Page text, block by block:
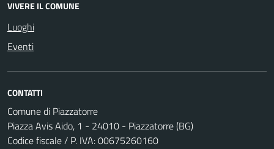
VIVERE IL COMUNE
Luoghi
Eventi
CONTATTI
Comune di Piazzatorre
Piazza Avis Aido, 1 - 24010 - Piazzatorre (BG)
Codice fiscale / P. IVA: 00675260160